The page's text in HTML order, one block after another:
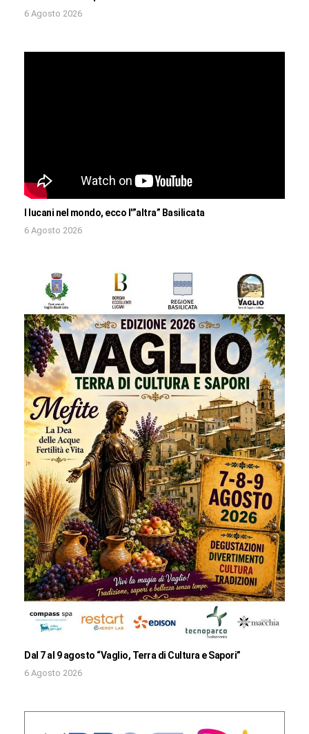
6 Agosto 2026
I lucani nel mondo, ecco l'”altra” Basilicata
6 Agosto 2026
Dal 7 al 9 agosto “Vaglio, Terra di Cultura e Sapori”
6 Agosto 2026